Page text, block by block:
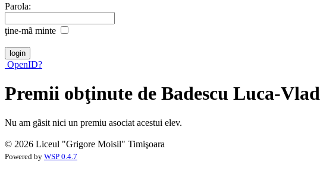
Parola:
ţine-mã minte
OpenID?
Premii obţinute de Badescu Luca-Vlad
Nu am gãsit nici un premiu asociat acestui elev.
© 2026 Liceul "Grigore Moisil" Timişoara
Powered by WSP 0.4.7